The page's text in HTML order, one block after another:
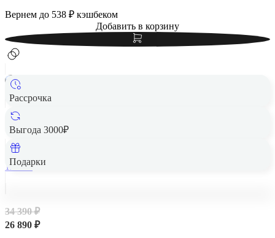
Вернем до 538 ₽ кэшбеком
Добавить в корзину
Рассрочка
Выгода 3000₽
Подарки
Samsung Galaxy A56 5G 8/128Gb Awesome Pink, розовый
128 Гб
34 390 ₽
26 890 ₽